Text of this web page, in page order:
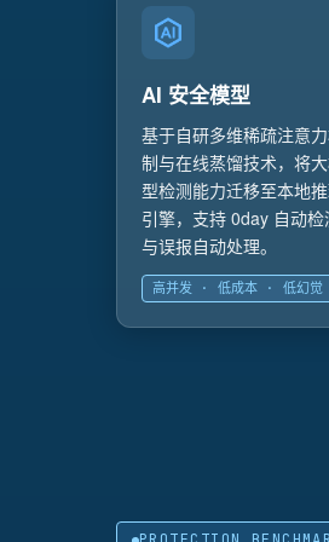
AI 安全模型
基于自研多维稀疏注意
制与在线蒸馏技术，将
型检测能力迁移至本地
引擎，支持 0day 自动检
与误报自动处理。
高并发 · 低成本 · 低幻觉